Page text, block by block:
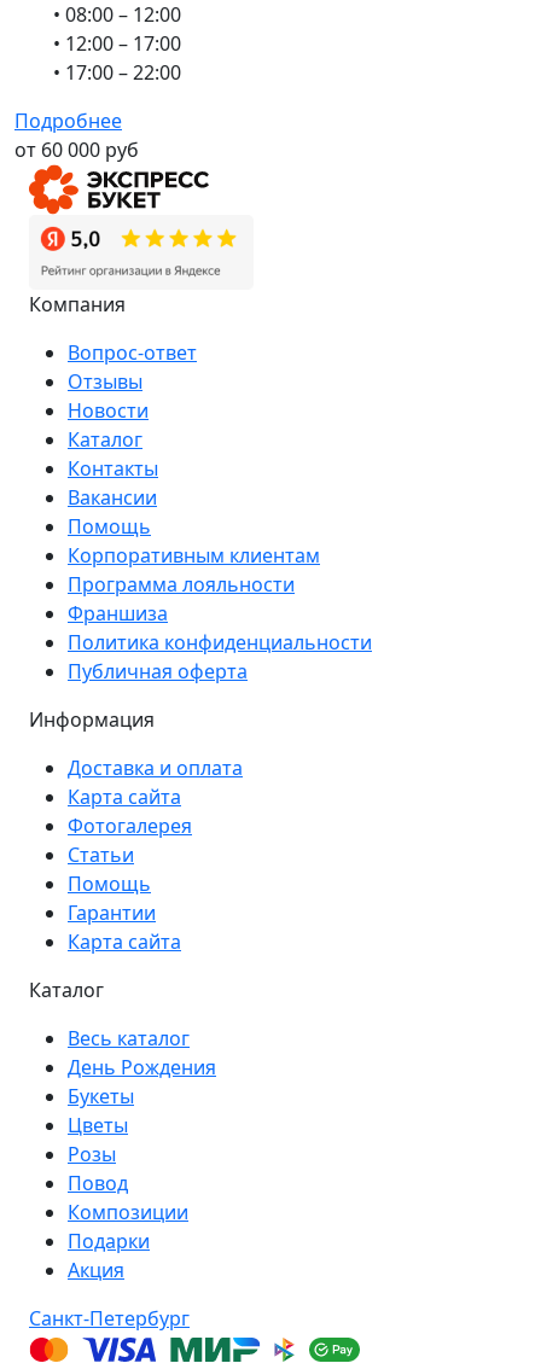
• 08:00 – 12:00
• 12:00 – 17:00
• 17:00 – 22:00
Подробнее
от 60 000 руб
Компания
Вопрос-ответ
Отзывы
Новости
Каталог
Контакты
Вакансии
Помощь
Корпоративным клиентам
Программа лояльности
Франшиза
Политика конфиденциальности
Публичная оферта
Информация
Доставка и оплата
Карта сайта
Фотогалерея
Статьи
Помощь
Гарантии
Карта сайта
Каталог
Весь каталог
День Рождения
Букеты
Цветы
Розы
Повод
Композиции
Подарки
Акция
Санкт-Петербург